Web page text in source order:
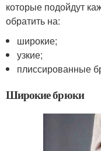
которые подойдут
обратить на:
широкие;
узкие;
плиссированные
Широкие брюки